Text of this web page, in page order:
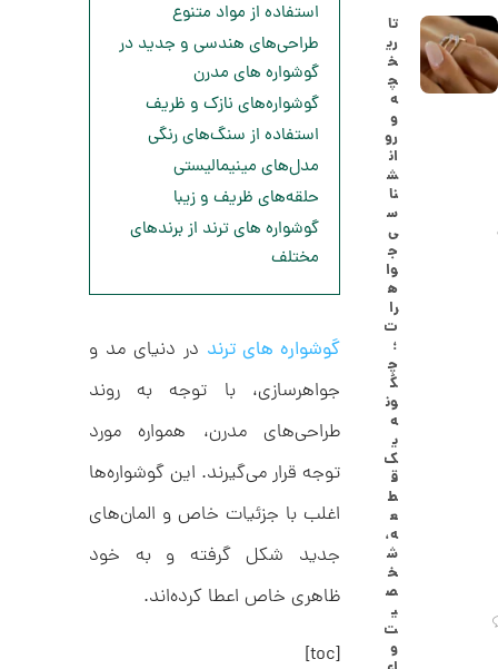
استفاده از مواد متنوع
طراحی‌های هندسی و جدید در
گوشواره های مدرن
گوشواره‌های نازک و ظریف
استفاده از سنگ‌های رنگی
مدل‌های مینیمالیستی
حلقه‌های ظریف و زیبا
گوشواره های ترند از برندهای
مختلف
گوشواره‌ های ترند در دنیای مد و
جواهرسازی، با توجه به روند
طراحی‌های مدرن، همواره مورد
توجه قرار می‌گیرند. این گوشواره‌ها
اغلب با جزئیات خاص و المان‌های
جدید شکل گرفته و به خود
ظاهری خاص اعطا کرده‌اند.
[toc]
تا
ری
خ
چ
ه
و
رو
ان
ش
نا
س
ی
ج
وا
ه
را
ت
؛
چ
گ
ون
ه
ی
ک
ق
ط
ع
ه،
ش
خ
ص
ی
ت
و
ا
ن
ش
ت
ر
ط
ل
ا
ا
ز
ک
ا
ل
ک
ن
م
ل
ا
ک
د
C
R
8
9
1
5
0
,
1
7
1
,
0
0
0
ت
و
م
ا
ن